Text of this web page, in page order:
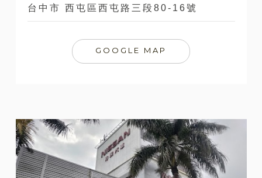
台中市 西屯區西屯路三段80-16號
GOOGLE MAP